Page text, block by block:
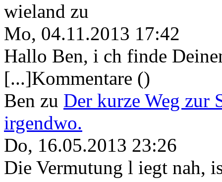
wieland zu
Mo, 04.11.2013 17:42
Hallo Ben, i ch finde
[...]Kommentare ()
Ben zu Der kurze Weg zur
irgendwo.
Do, 16.05.2013 23:26
Die Vermutung l iegt nah,